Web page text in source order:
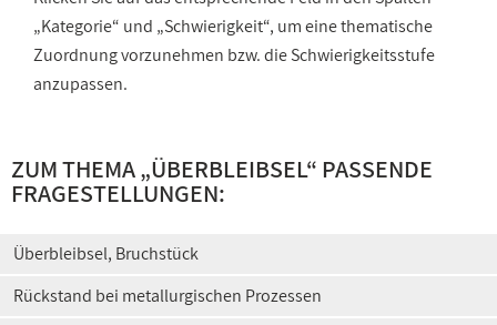
„Kategorie“ und „Schwierigkeit“, um eine thematische
Zuordnung vorzunehmen bzw. die Schwierigkeitsstufe
anzupassen.
ZUM THEMA „ÜBERBLEIBSEL“ PASSENDE
FRAGESTELLUNGEN:
Überbleibsel, Bruchstück
Rückstand bei metallurgischen Prozessen